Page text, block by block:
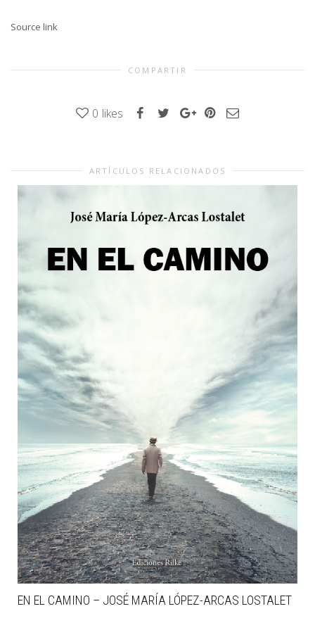
Source link
COMPARTIR
0 likes
ARTÍCULOS RELACIONADOS
EN EL CAMINO – JOSÉ MARÍA LÓPEZ-ARCAS LOSTALET